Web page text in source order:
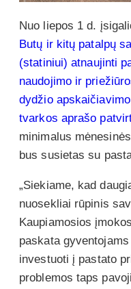
Nuo liepos 1 d.
Butų ir kitų patalpų
(statiniui) atnaujinti
naudojimo ir
dydžio
tvarkos aprašo
minimalus
bus susietas su
„Siekiame, kad
nuosekliai rūpinis
Kaupiamosios
paskata
investuoti į pastato
problemos taps